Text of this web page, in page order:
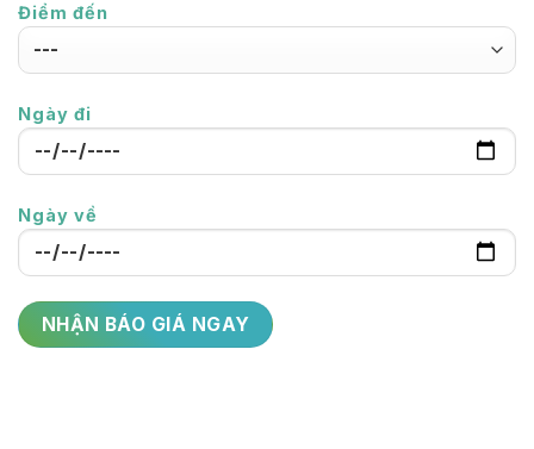
Điểm đến
Ngày đi
Ngày về